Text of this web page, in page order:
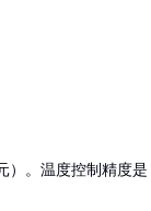
）。温度控制精度是